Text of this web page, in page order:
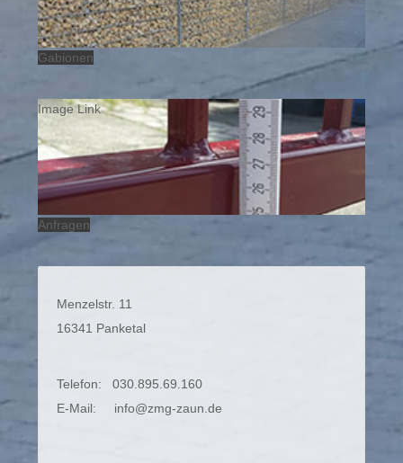
Gabionen
Image Link
Anfragen
Menzelstr. 11
16341 Panketal
Telefon: 030.895.69.160
E-Mail: info@zmg-zaun.de